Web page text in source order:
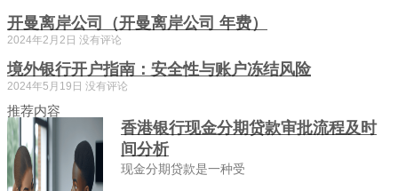
开曼离岸公司（开曼离岸公司 年费）
2024年2月2日 没有评论
境外银行开户指南：安全性与账户冻结风险
2024年5月19日 没有评论
推荐内容
香港银行现金分期贷款审批流程及时
间分析
现金分期贷款是一种受